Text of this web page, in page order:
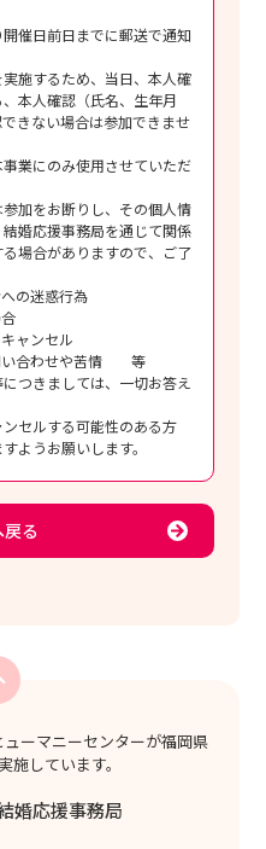
催日前日までに郵送で通知
施するため、当日、本人確
本人確認（氏名、生年月
きない場合は参加できませ
業にのみ使用させていただ
加をお断りし、その個人情
婚応援事務局を通じて関係
場合がありますので、ご了
の迷惑行為
ャンセル
い合わせや苦情 等
つきましては、一切お答え
セルする可能性のある方
ようお願いします。
る
ーマニーセンターが福岡県
施しています。
婚応援事務局